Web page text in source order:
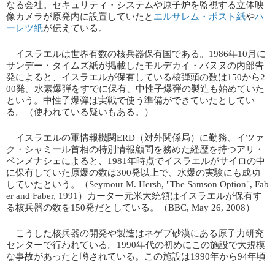
なる会社。セキュリティ・システムや原子炉を監視する立体映
像カメラが原発内に設置していたと​ エルサレム・ポスト紙​や​ハ
ーレツ紙​が伝えている。
イスラエルは世界有数の核兵器保有国である。1986年10月に
サンデー・タイムズ紙が掲載したモルデカイ・バヌヌの内部告
発によると、イスラエルが保有している核弾頭の数は150から2
00発。水素爆弾をすでに保有、中性子爆弾の製造も始めていた
という。中性子爆弾は実戦で使う準備ができていたとしてい
る。（使われている疑いもある。）
イスラエルの軍情報機関ERD（対外関係局）に勤務、イツァ
ク・シャミール首相の特別情報顧問を務めた経歴を持つアリ・
ベンメナシェによると、1981年時点でイスラエルがサイロの中
に保有していた原爆の数は300発以上で、水爆の実験にも成功
していたという。（Seymour M. Hersh, "The Samson Option", Fab
er and Faber, 1991）カーター元米大統領はイスラエルが保有す
る核兵器の数を150発だとしている。（BBC, May 26, 2008）
こうした核兵器の開発や製造はネゲブ砂漠にある原子力研究
センターで行われている。1990年代の初めにこの施設で大規模
な事故があったと噂されている。この施設は1990年から94年頃